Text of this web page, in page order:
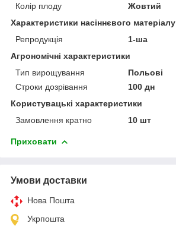
Колір плоду
Жовтий
Характеристики насіннєвого матеріалу
Репродукція
1-ша
Агрономічні характеристики
Тип вирощування
Польові
Строки дозрівання
100 дн
Користувацькі характеристики
Замовлення кратно
10 шт
Приховати
Умови доставки
Нова Пошта
Укрпошта